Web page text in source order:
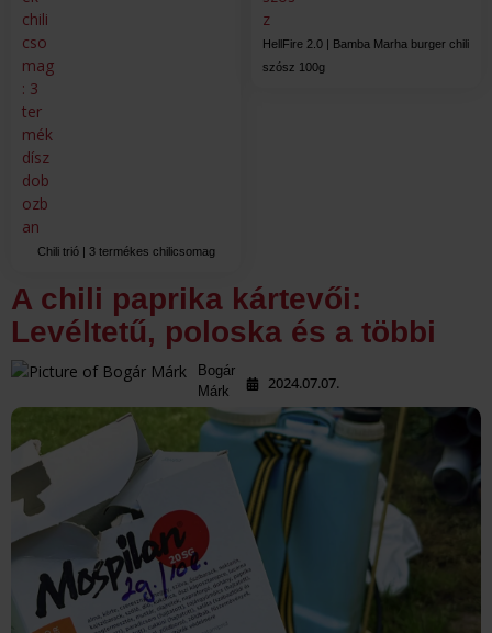
A chili paprika kártevői:
Levéltetű, poloska és a többi
Bogár
Márk
2024.07.07.
Chili trió | 3 termékes chilicsomag
HellFire 2.0 | Bamba Marha burger chili
szósz 100g